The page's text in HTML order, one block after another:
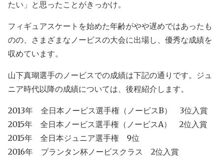
たい」と思ったことがきっかけ。
フィギュアスケートを始めた年齢がやや遅めではあったも
のの、さまざまなノービスの大会に出場し、優秀な成績を
収めています。
山下真瑚選手のノービスでの成績は下記の通りです。ジュ
ニア時代以降の成績については、後程紹介します。
2013年 全日本ノービス選手権（ノービスB） 3位入賞
2015年 全日本ノービス選手権（ノービスA） 2位入賞
2015年 全日本ジュニア選手権 9位
2016年 プランタン杯ノービスクラス 2位入賞